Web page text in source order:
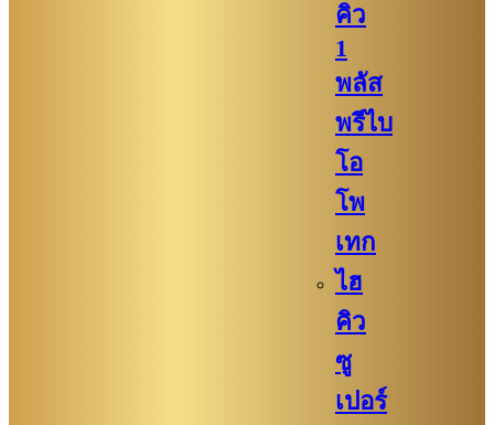
คิว​
1
พลัส
พรีไบ
โอ
โพ
เทก
ไฮ
คิว​​
ซู
เปอร์